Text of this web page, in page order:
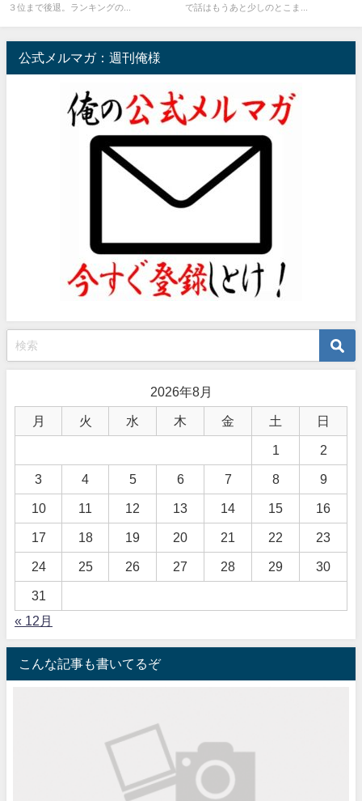
３位まで後退。ランキングの...
で話はもうあと少しのとこま...
公式メルマガ：週刊俺様
2026年8月
月 火 水 木 金 土 日
1 2
3 4 5 6 7 8 9
10 11 12 13 14 15 16
17 18 19 20 21 22 23
24 25 26 27 28 29 30
31
« 12月
こんな記事も書いてるぞ